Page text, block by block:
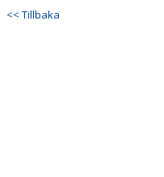
<< Tillbaka